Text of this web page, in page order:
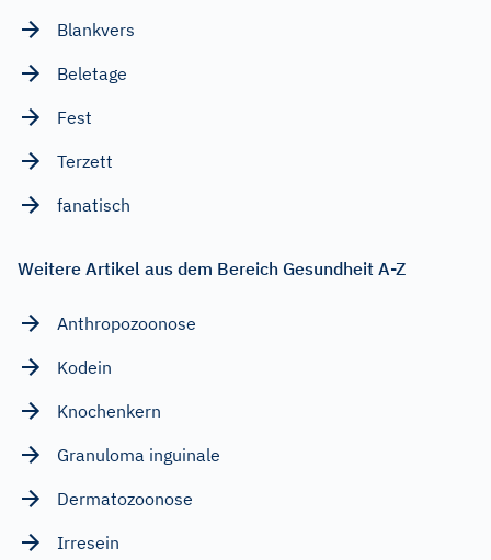
Blankvers
Beletage
Fest
Terzett
fanatisch
Weitere Artikel aus dem Bereich Gesundheit A-Z
Anthropozoonose
Kodein
Knochenkern
Granuloma inguinale
Dermatozoonose
Irresein